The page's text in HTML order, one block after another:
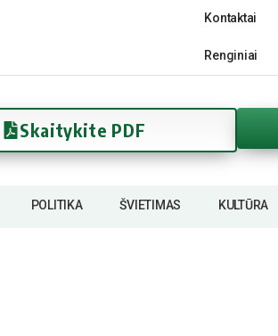
Kontaktai
Renginiai
Skaitykite PDF
POLITIKA ŠVIETIMAS KULTŪRA